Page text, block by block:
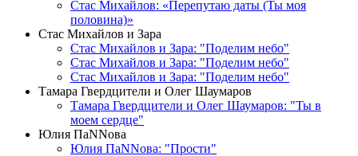
Стас Михайлов: «Перепутаю даты (Ты моя
половина)»
Стас Михайлов и Зара
Стас Михайлов и Зара: "Поделим небо"
Стас Михайлов и Зара: "Поделим небо"
Стас Михайлов и Зара: "Поделим небо"
Тамара Гвердцители и Олег Шаумаров
Тамара Гвердцители и Олег Шаумаров: "Ты в
моем сердце"
Юлия ПаNNова
Юлия ПаNNова: "Прости"